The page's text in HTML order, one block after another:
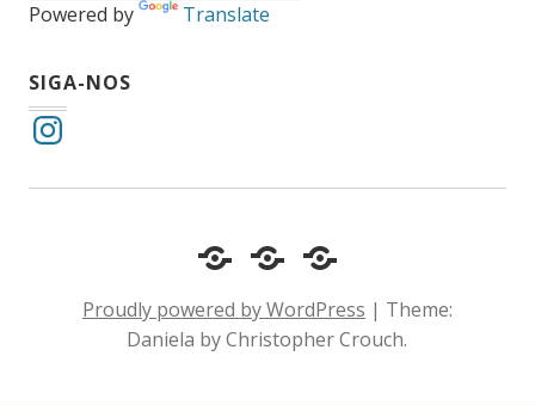
Powered by Translate
SIGA-NOS
Instagram
Cotidiano
Comportamento
Inclusão
e
Acessibilidade
Diário
um
surdo
Proudly powered by WordPress | Theme:
Daniela by Christopher Crouch.